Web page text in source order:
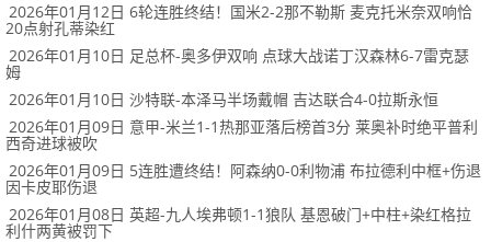
2026年01月12日 6轮连胜终结！国米2-2那不勒斯 麦克托米奈双响恰
20点射孔蒂染红
2026年01月10日 足总杯-奥多伊双响 点球大战诺丁汉森林6-7雷克瑟
姆
2026年01月10日 沙特联-本泽马半场戴帽 吉达联合4-0拉斯永恒
2026年01月09日 意甲-米兰1-1热那亚落后榜首3分 莱奥补时绝平普利
西奇进球被吹
2026年01月09日 5连胜遭终结！阿森纳0-0利物浦 布拉德利中框+伤退
因卡皮耶伤退
2026年01月08日 英超-九人埃弗顿1-1狼队 基恩破门+中柱+染红格拉
利什两黄被罚下